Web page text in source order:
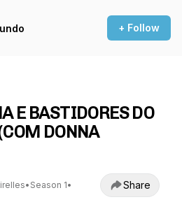
+ Follow
E BASTIDORES DO
DONNA
• Season 1•
Share